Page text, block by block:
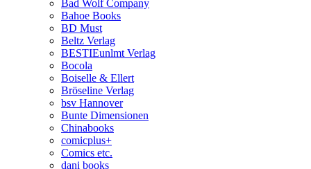
Bad Wolf Company
Bahoe Books
BD Must
Beltz Verlag
BESTIEunlmt Verlag
Bocola
Boiselle & Ellert
Bröseline Verlag
bsv Hannover
Bunte Dimensionen
Chinabooks
comicplus+
Comics etc.
dani books